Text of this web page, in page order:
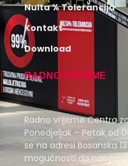
Nulta % Tolerancija
Kontakt
Download
RADNO VRIJEME
Radno vrijeme Centra
Ponedjeljak – Petak od
se na adresi Bosanska
mogućnosti da nas